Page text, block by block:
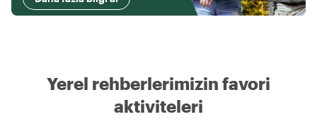
Yerel rehberlerimizin favori
aktiviteleri